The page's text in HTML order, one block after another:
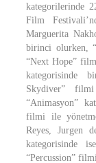
kategorilerinde
Film
Marguerita
birinci olurken,
“Next Hope”
kategorisinde
Skydiver”
“Animasyon”
filmi ile
Reyes, Jurgen
kategorisinde
“Percussion”